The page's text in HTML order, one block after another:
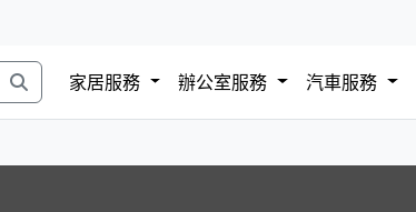
家居服務 辦公室服務 汽車服務